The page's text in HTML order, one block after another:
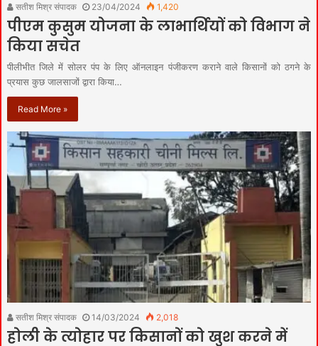
सतीश मिश्र संपादक 23/04/2024 1,420
पीएम कुसुम योजना के लाभार्थियों को विभाग ने
किया सचेत
पीलीभीत जिले में सोलर पंप के लिए ऑनलाइन पंजीकरण कराने वाले किसानों को ठगने के
प्रयास कुछ जालसाजों द्वारा किया…
Read More »
सतीश मिश्र संपादक 14/03/2024 2,018
होली के त्योहार पर किसानों को खुश करने में